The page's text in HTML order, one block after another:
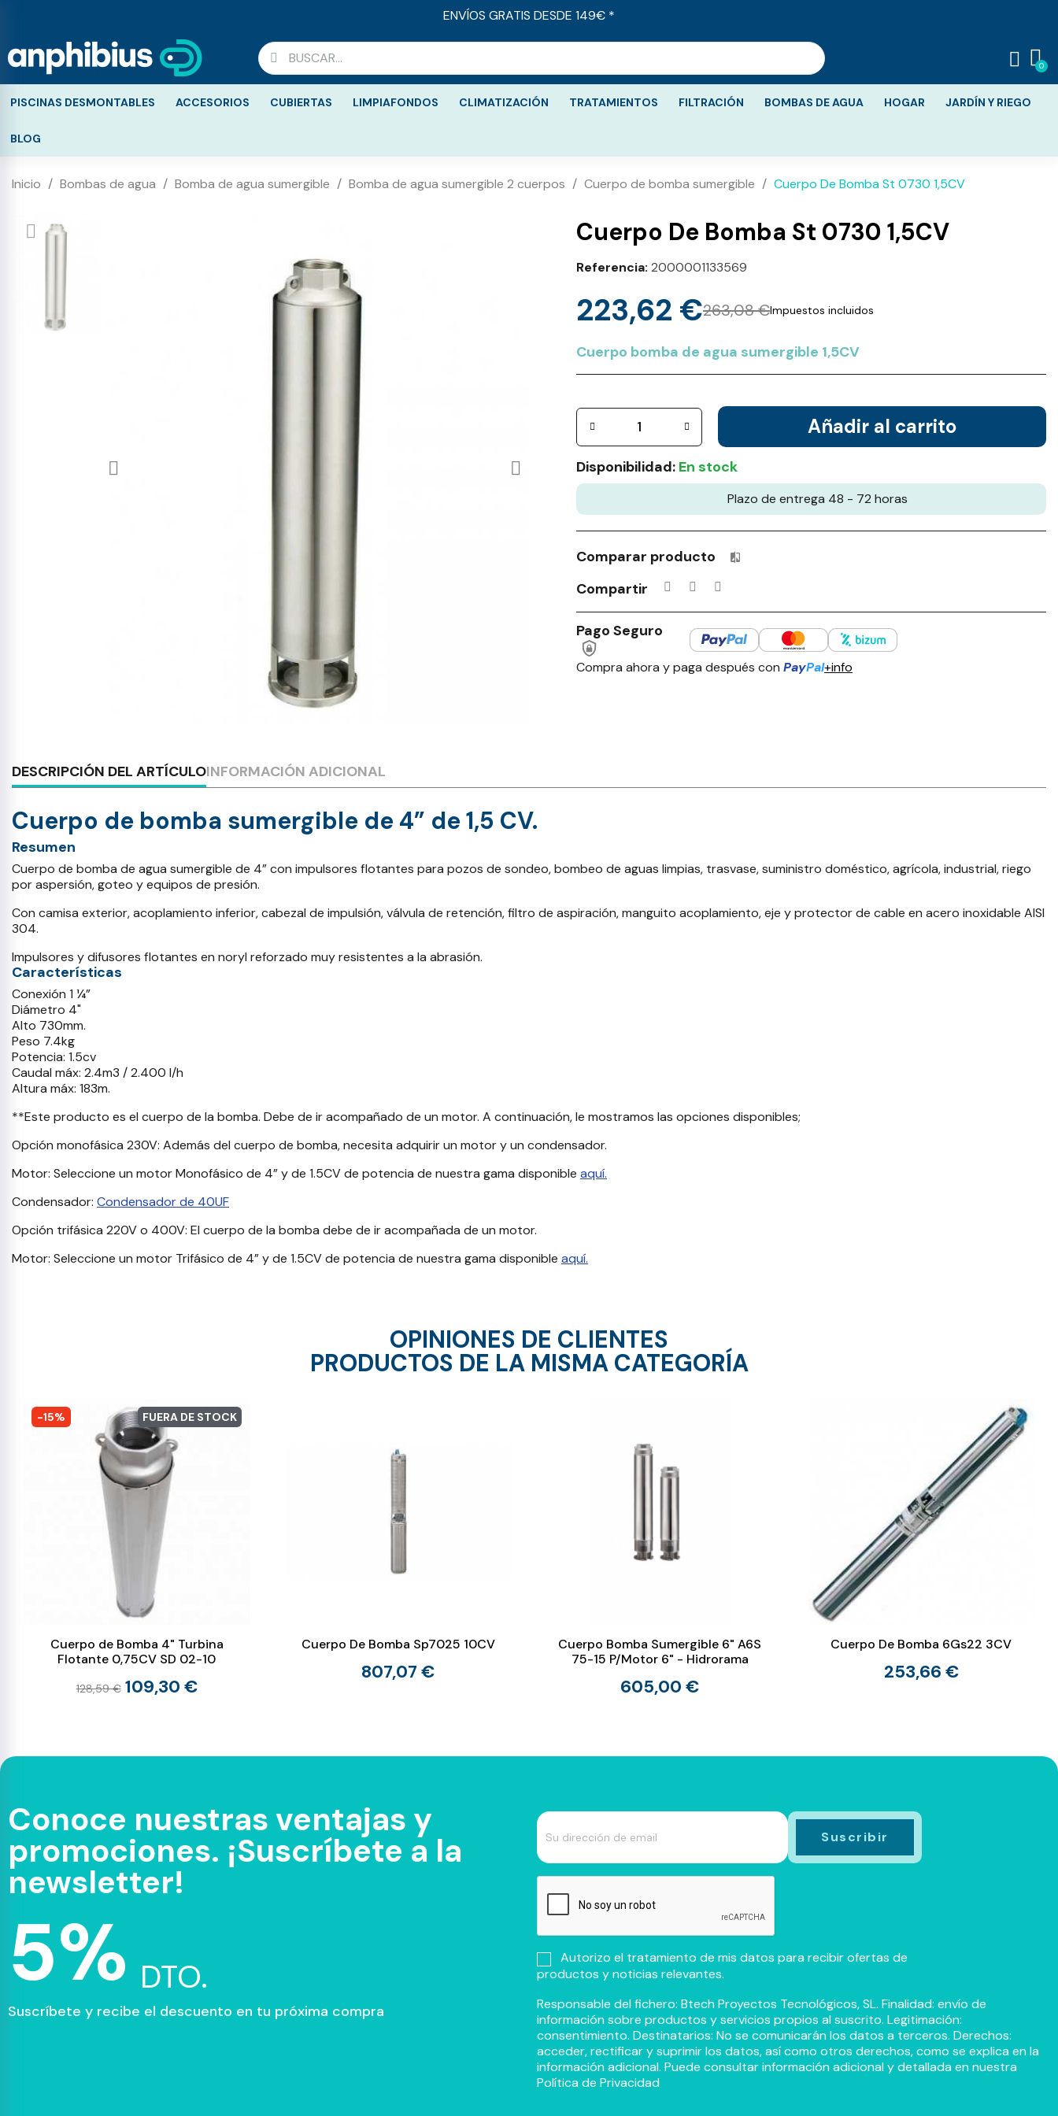
ENVÍOS GRATIS DESDE 149€ *
PISCINAS DESMONTABLES ACCESORIOS CUBIERTAS LIMPIAFONDOS CLIMATIZACIÓN TRATAMIENTOS FILTRACIÓN BOMBAS DE AGUA HOGAR JARDÍN Y RIEGO
BLOG
Inicio Bombas de agua Bomba de agua sumergible Bomba de agua sumergible 2 cuerpos Cuerpo de bomba sumergible Cuerpo De Bomba St 0730 1,5CV
Cuerpo De Bomba St 0730 1,5CV
Referencia 2000001133569
263,08 €
223,62 € Impuestos incluidos
Cuerpo bomba de agua sumergible 1,5CV
Añadir al carrito
Disponibilidad: En stock
Plazo de entrega 48 - 72 horas
Comparar producto Productos incluidos en tu lista de comparación: 0 / 4
Compartir
Pago Seguro
Compra ahora y paga después con PayPal+info
DESCRIPCIÓN DEL ARTÍCULOINFORMACIÓN ADICIONAL
Cuerpo de bomba sumergible de 4” de 1,5 CV.
Resumen
Cuerpo de bomba de agua sumergible de 4” con impulsores flotantes para pozos de sondeo, bombeo de aguas limpias, trasvase, suministro doméstico, agrícola, industrial, riego
por aspersión, goteo y equipos de presión.
Con camisa exterior, acoplamiento inferior, cabezal de impulsión, válvula de retención, filtro de aspiración, manguito acoplamiento, eje y protector de cable en acero inoxidable AISI
304.
Impulsores y difusores flotantes en noryl reforzado muy resistentes a la abrasión.
Características
Conexión 1 ¼”
Diámetro 4"
Alto 730mm.
Peso 7.4kg
Potencia: 1.5cv
Caudal máx: 2.4m3 / 2.400 l/h
Altura máx: 183m.
**Este producto es el cuerpo de la bomba. Debe de ir acompañado de un motor. A continuación, le mostramos las opciones disponibles;
Opción monofásica 230V: Además del cuerpo de bomba, necesita adquirir un motor y un condensador.
Motor: Seleccione un motor Monofásico de 4” y de 1.5CV de potencia de nuestra gama disponible aquí.
Condensador: Condensador de 40UF
Opción trifásica 220V o 400V: El cuerpo de la bomba debe de ir acompañada de un motor.
Motor: Seleccione un motor Trifásico de 4” y de 1.5CV de potencia de nuestra gama disponible aquí.
OPINIONES DE CLIENTES
PRODUCTOS DE LA MISMA CATEGORÍA
-15% FUERA DE STOCK
Cuerpo de Bomba 4" Turbina
Flotante 0,75CV SD 02-10
128,59 € 109,30 €
Cuerpo De Bomba Sp7025 10CV
807,07 €
Cuerpo Bomba Sumergible 6" A6S
75-15 P/Motor 6" - Hidrorama
605,00 €
Cuerpo De Bomba 6Gs22 3CV
253,66 €
Conoce nuestras ventajas y
promociones. ¡Suscríbete a la
newsletter!
5% DTO.
Suscríbete y recibe el descuento en tu próxima compra
Autorizo el tratamiento de mis datos para recibir ofertas de
productos y noticias relevantes.
Responsable del fichero: Btech Proyectos Tecnológicos, SL. Finalidad: envío de
información sobre productos y servicios propios al suscrito. Legitimación:
consentimiento. Destinatarios: No se comunicarán los datos a terceros. Derechos:
acceder, rectificar y suprimir los datos, así como otros derechos, como se explica en la
información adicional. Puede consultar información adicional y detallada en nuestra
Política de Privacidad